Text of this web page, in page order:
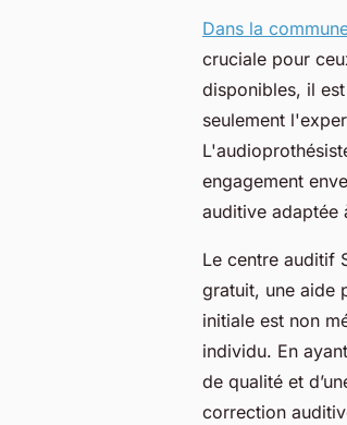
Dans la
cruciale pour
disponibles, il
seulement
engagement
auditive adaptée
Le centre auditif
gratuit, une aide
initiale est non
individu. En
de qualité et
correction